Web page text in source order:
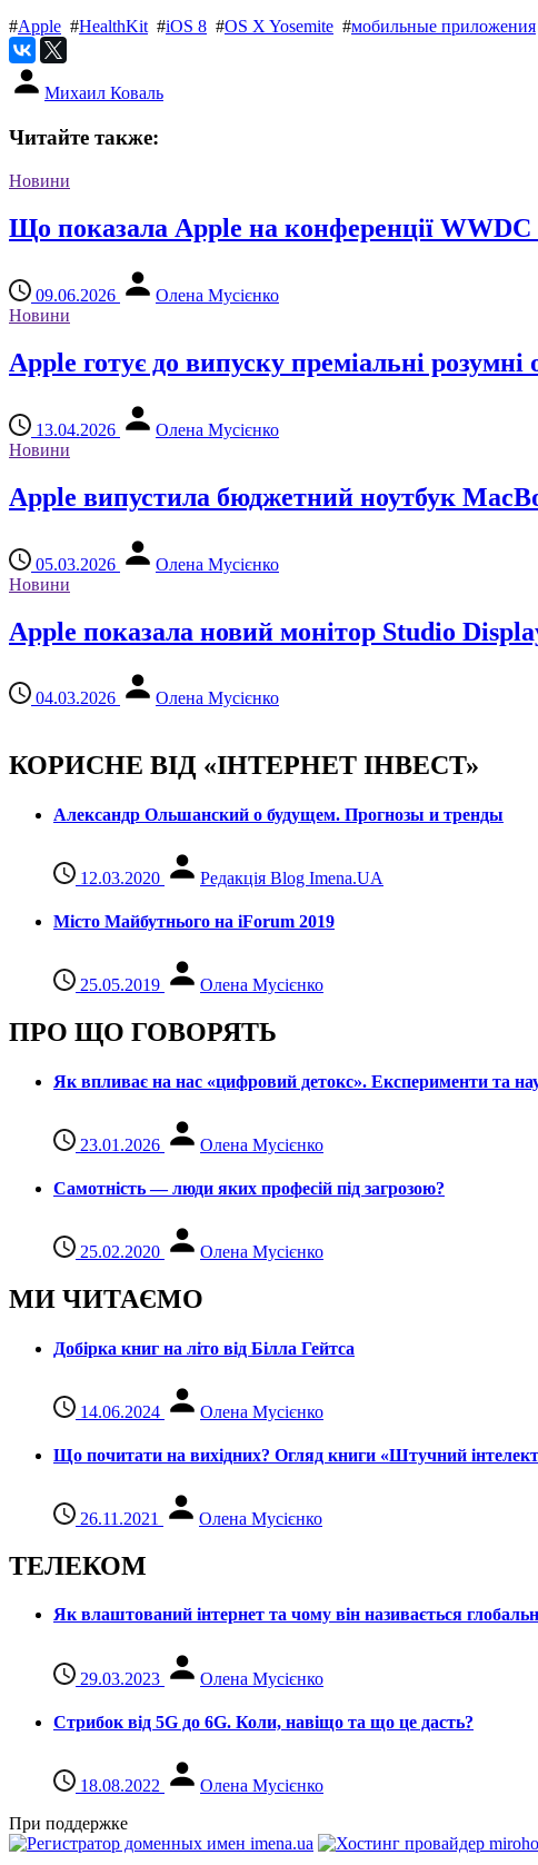
#Apple #HealthKit#iOS 8 #OS X Yosemite #мобильные приложения
Михаил Коваль
Читайте также:
Новини
Що показала Apple на конференції WWDC
09.06.2026
Олена Мусієнко
Новини
Apple готує до випуску преміальні розумні
13.04.2026
Олена Мусієнко
Новини
Apple випустила бюджетний ноутбук
05.03.2026
Олена Мусієнко
Новини
Apple показала новий монітор Studio
04.03.2026 Олена Мусієнко
КОРИСНЕ ВІД «ІНТЕРНЕТ ІНВЕСТ»
Александр Ольшанский о будущем. Прогнозы и тренды
12.03.2020 Редакція Blog Imena.UA
Місто Майбутнього на iForum 2019
25.05.2019 Олена Мусієнко
ПРО ЩО ГОВОРЯТЬ
Як впливає на нас «цифровий детокс». Експерименти та
23.01.2026 Олена Мусієнко
Самотність — люди яких професій під загрозою?
25.02.2020 Олена Мусієнко
МИ ЧИТАЄМО
Добірка книг на літо від Білла Гейтса
14.06.2024 Олена Мусієнко
Що почитати на вихідних? Огляд книги «Штучний
26.11.2021 Олена Мусієнко
ТЕЛЕКОМ
Як влаштований інтернет та чому він називається
29.03.2023 Олена Мусієнко
Стрибок від 5G до 6G. Коли, навіщо та що це даcть?
18.08.2022
Олена Мусієнко
При поддержке